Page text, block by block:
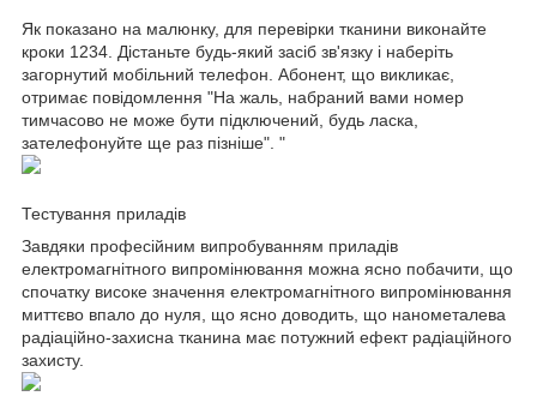
Як показано на малюнку, для перевірки тканини виконайте
кроки 1234. Дістаньте будь-який засіб зв'язку і наберіть
загорнутий мобільний телефон. Абонент, що викликає,
отримає повідомлення "На жаль, набраний вами номер
тимчасово не може бути підключений, будь ласка,
зателефонуйте ще раз пізніше". "
Тестування приладів
Завдяки професійним випробуванням приладів
електромагнітного випромінювання можна ясно побачити, що
спочатку високе значення електромагнітного випромінювання
миттєво впало до нуля, що ясно доводить, що нанометалева
радіаційно-захисна тканина має потужний ефект радіаційного
захисту.